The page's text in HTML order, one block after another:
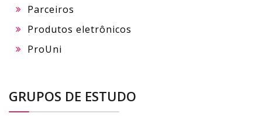
Parceiros
Produtos eletrônicos
ProUni
GRUPOS DE ESTUDO